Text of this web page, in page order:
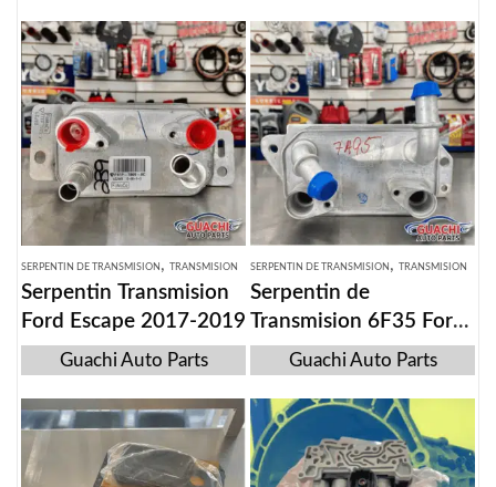
SERPENTIN DE TRANSMISION , TRANSMISION
Serpentin Transmision
Ford Escape 2017-2019
Guachi Auto Parts
SERPENTIN DE TRANSMISION , TRANSMISION
Serpentin de
Transmision 6F35 Ford
Escape 2013-2015
Guachi Auto Parts